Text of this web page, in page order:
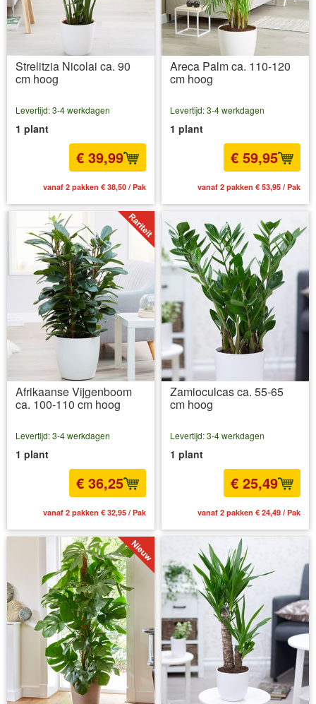
Strelitzia Nicolai ca. 90
cm hoog
Levertijd: 3-4 werkdagen
1 plant
€ 39,99
vanaf 2 pakken € 38,50 / Pak
Areca Palm ca. 110-120
cm hoog
Levertijd: 3-4 werkdagen
1 plant
€ 59,95
vanaf 2 pakken € 53,95 / Pak
Afrikaanse Vijgenboom
ca. 100-110 cm hoog
Levertijd: 3-4 werkdagen
1 plant
€ 36,25
vanaf 2 pakken € 32,95 / Pak
Zamioculcas ca. 55-65
cm hoog
Levertijd: 3-4 werkdagen
1 plant
€ 25,49
vanaf 2 pakken € 24,49 / Pak